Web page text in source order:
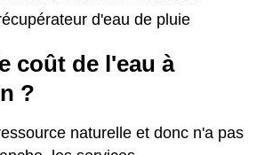
d'eau de pluie
coût de l'eau à
?
naturelle et donc n'a pas